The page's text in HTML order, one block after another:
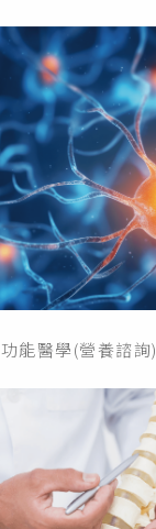
功能醫學(營養諮詢)